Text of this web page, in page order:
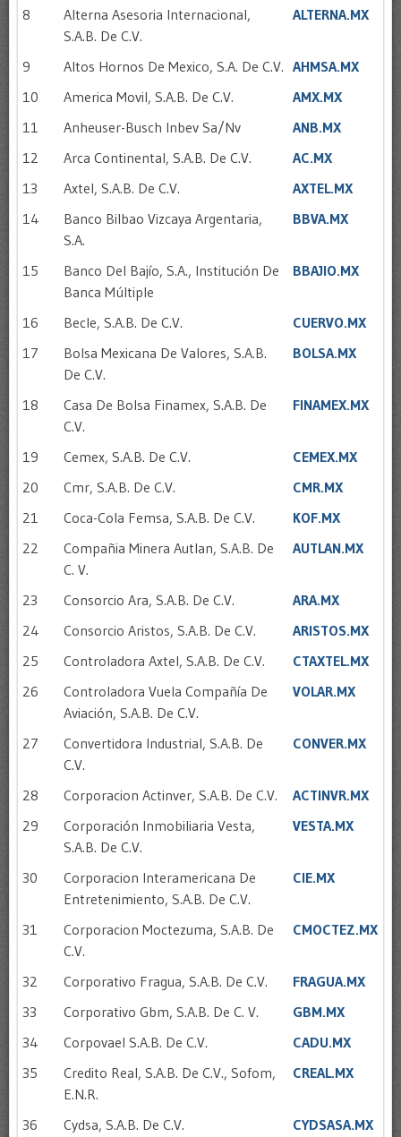
8
Alterna Asesoria Internacional,
S.A.B. De C.V.
ALTERNA.MX
9 Altos Hornos De Mexico, S.A. De C.V. AHMSA.MX
10
America Movil, S.A.B. De C.V.
AMX.MX
11
Anheuser-Busch Inbev Sa/Nv
ANB.MX
12
Arca Continental, S.A.B. De C.V.
AC.MX
13
Axtel, S.A.B. De C.V.
AXTEL.MX
14
Banco Bilbao Vizcaya Argentaria,
S.A.
BBVA.MX
15
Banco Del Bajío, S.A., Institución De
Banca Múltiple
BBAJIO.MX
16 Becle, S.A.B. De C.V.
CUERVO.MX
17
Bolsa Mexicana De Valores, S.A.B.
De C.V.
BOLSA.MX
18
Casa De Bolsa Finamex, S.A.B. De
C.V.
FINAMEX.MX
19 Cemex, S.A.B. De C.V.
CEMEX.MX
20
Cmr, S.A.B. De C.V.
CMR.MX
21
Coca-Cola Femsa, S.A.B. De C.V.
KOF.MX
22
Compañia Minera Autlan, S.A.B. De
C. V.
AUTLAN.MX
23 Consorcio Ara, S.A.B. De C.V.
ARA.MX
24
Consorcio Aristos, S.A.B. De C.V.
ARISTOS.MX
25
Controladora Axtel, S.A.B. De C.V.
CTAXTEL.MX
26
Controladora Vuela Compañía De
Aviación, S.A.B. De C.V.
VOLAR.MX
27
Convertidora Industrial, S.A.B. De
C.V.
CONVER.MX
28 Corporacion Actinver, S.A.B. De C.V.
ACTINVR.MX
29
Corporación Inmobiliaria Vesta,
S.A.B. De C.V.
VESTA.MX
30
Corporacion Interamericana De
Entretenimiento, S.A.B. De C.V.
CIE.MX
31
Corporacion Moctezuma, S.A.B. De
C.V.
CMOCTEZ.MX
32 Corporativo Fragua, S.A.B. De C.V.
FRAGUA.MX
33
Corporativo Gbm, S.A.B. De C. V.
GBM.MX
34
Corpovael S.A.B. De C.V.
CADU.MX
35
Credito Real, S.A.B. De C.V., Sofom,
E.N.R.
CREAL.MX
36 Cydsa, S.A.B. De C.V.
CYDSASA.MX